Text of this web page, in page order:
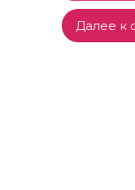
Далее к